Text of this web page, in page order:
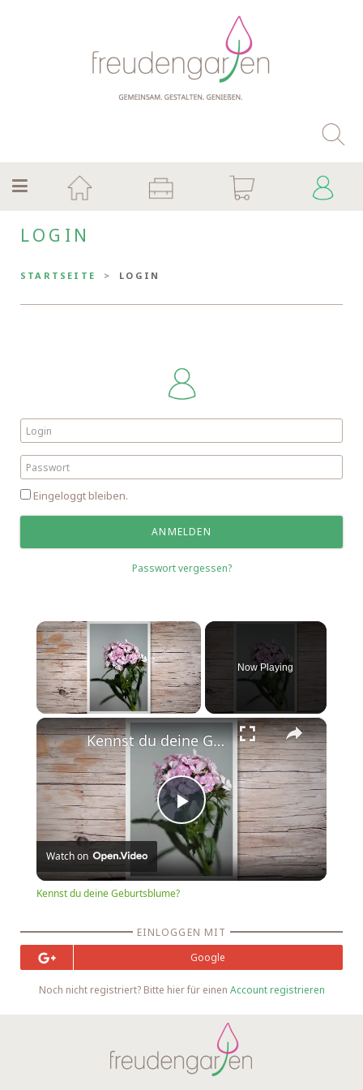
LOGIN
STARTSEITE LOGIN
Eingeloggt bleiben.
Passwort vergessen?
×
Now Playing
×
Play
Video
Kennst du deine Geburtsblume?
Watch on
Kennst du deine Geburtsblume?
EINLOGGEN MIT
Google
Noch nicht registriert? Bitte hier für einen Account registrieren